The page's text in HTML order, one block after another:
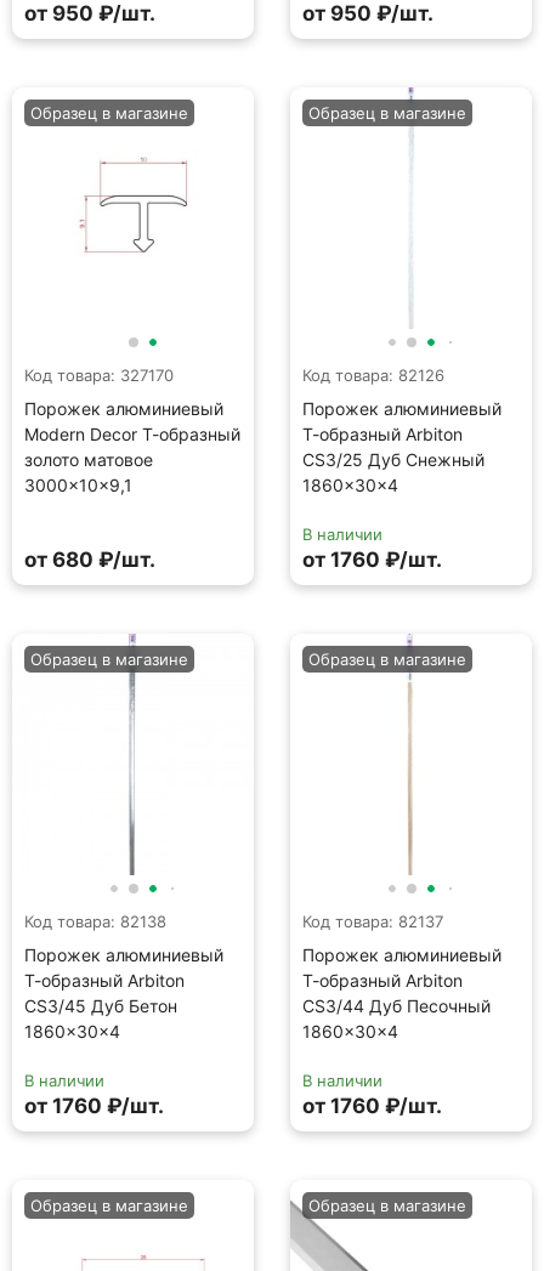
от 950 ₽/шт. от 950 ₽/шт.
Код товара: 327170
Порожек алюминиевый
Modern Decor Т-образный
золото матовое
3000×10×9,1
Образец в магазине
от 680 ₽/шт.
Код товара: 82126
Порожек алюминиевый
Т-образный Arbiton
CS3/25 Дуб Снежный
1860×30×4
Образец в магазине
В наличии
от 1760 ₽/шт.
Код товара: 82138
Порожек алюминиевый
Т-образный Arbiton
CS3/45 Дуб Бетон
1860×30×4
Образец в магазине
В наличии
от 1760 ₽/шт.
Код товара: 82137
Порожек алюминиевый
Т-образный Arbiton
CS3/44 Дуб Песочный
1860×30×4
Образец в магазине
В наличии
от 1760 ₽/шт.
Образец в магазине Образец в магазине